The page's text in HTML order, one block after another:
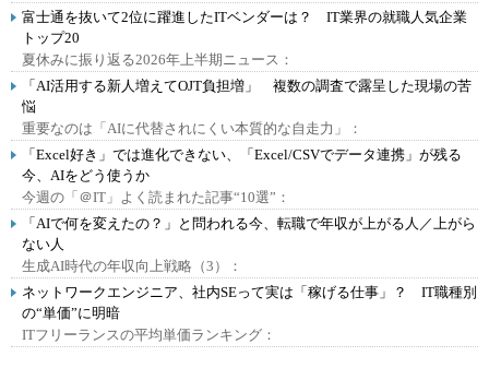
富士通を抜いて2位に躍進したITベンダーは？ IT業界の就職人気企業
トップ20
夏休みに振り返る2026年上半期ニュース：
「AI活用する新人増えてOJT負担増」 複数の調査で露呈した現場の苦
悩
重要なのは「AIに代替されにくい本質的な自走力」：
「Excel好き」では進化できない、「Excel/CSVでデータ連携」が残る
今、AIをどう使うか
今週の「＠IT」よく読まれた記事“10選”：
「AIで何を変えたの？」と問われる今、転職で年収が上がる人／上がら
ない人
生成AI時代の年収向上戦略（3）：
ネットワークエンジニア、社内SEって実は「稼げる仕事」？ IT職種別
の“単価”に明暗
ITフリーランスの平均単価ランキング：